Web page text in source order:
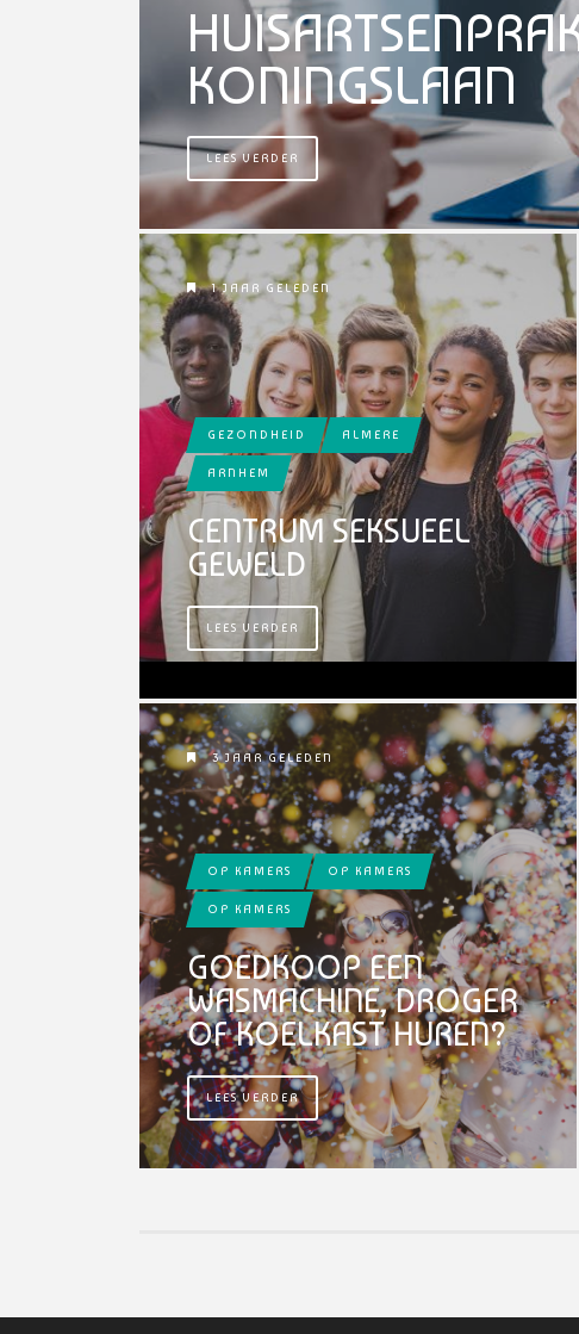
KONINGSLAAN
LEES VERDER
1 JAAR GELEDEN
GEZONDHEID ALMERE
ARNHEM
CENTRUM SEKSUEEL
GEWELD
LEES VERDER
3 JAAR GELEDEN
OP KAMERS OP KAMERS
OP KAMERS
GOEDKOOP EEN
WASMACHINE, DROGER
OF KOELKAST HUREN?
LEES VERDER